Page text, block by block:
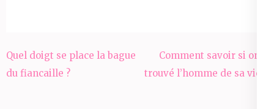
Navigation
de
Quel doigt se place la bague
du fiancaille ?
Comment savoir si on a
trouvé l’homme de sa vie ?